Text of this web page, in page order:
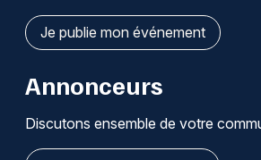
Je publie mon événement
Annonceurs
Discutons ensemble de votre